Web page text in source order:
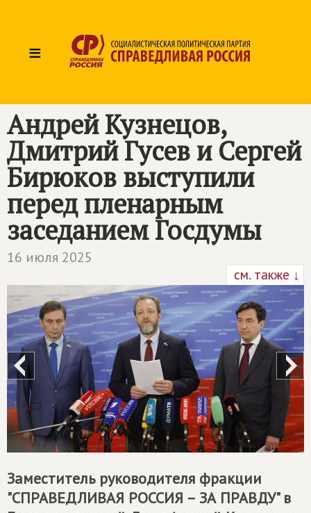
≡
Андрей Кузнецов,
Дмитрий Гусев и Сергей
Бирюков выступили
перед пленарным
заседанием Госдумы
16 июля 2025
см. также ↓
Заместитель руководителя фракции
"СПРАВЕДЛИВАЯ РОССИЯ – ЗА ПРАВДУ" в